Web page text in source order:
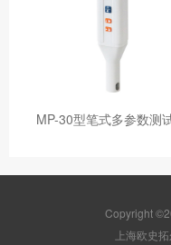
MP-30型笔式多参数测
Copyright